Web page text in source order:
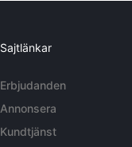
Sajtlänkar
Erbjudanden
Annonsera
Kundtjänst